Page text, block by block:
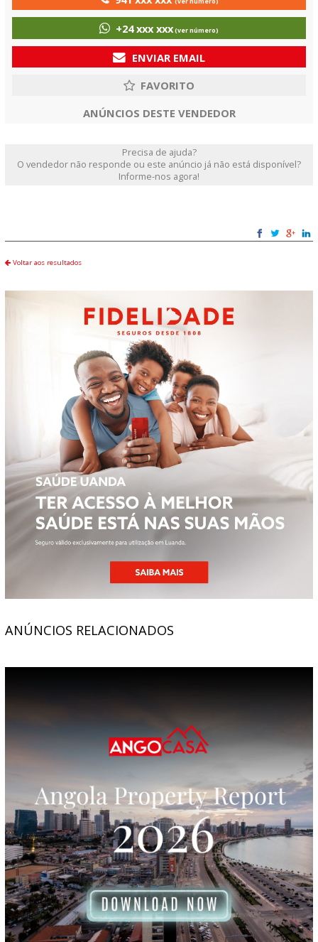
+24 xxx xxx(ver número)
ENVIAR EMAIL
ANÚNCIOS DESTE VENDEDOR
Precisa de ajuda?
O vendedor não responde ou este anúncio já não está disponível?
Informe-nos agora!
Voltar aos resultados
ANÚNCIOS RELACIONADOS